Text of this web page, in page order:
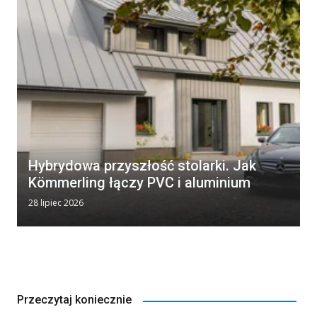
Hybrydowa przyszłość stolarki. Jak
Kömmerling łączy PVC i aluminium
28 lipiec 2026
Przeczytaj koniecznie